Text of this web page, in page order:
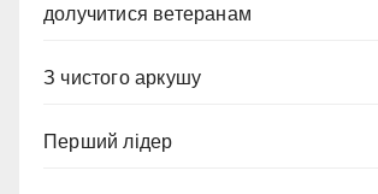
долучитися ветеранам
З чистого аркушу
Перший лідер